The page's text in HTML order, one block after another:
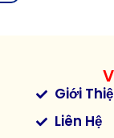
Giới
Liên Hệ